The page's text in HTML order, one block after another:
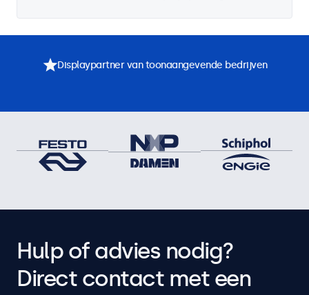
Displaypartner van toonaangevende bedrijven
Hulp of advies nodig?
Direct contact met een